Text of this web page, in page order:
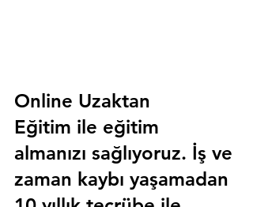
Online Uzaktan
Eğitim ile eğitim
almanızı sağlıyoruz. İş ve
zaman kaybı yaşamadan